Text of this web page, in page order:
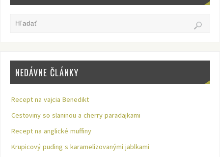
NEDÁVNE ČLÁNKY
Recept na vajcia Benedikt
Cestoviny so slaninou a cherry paradajkami
Recept na anglické muffiny
Krupicový puding s karamelizovanými jablkami